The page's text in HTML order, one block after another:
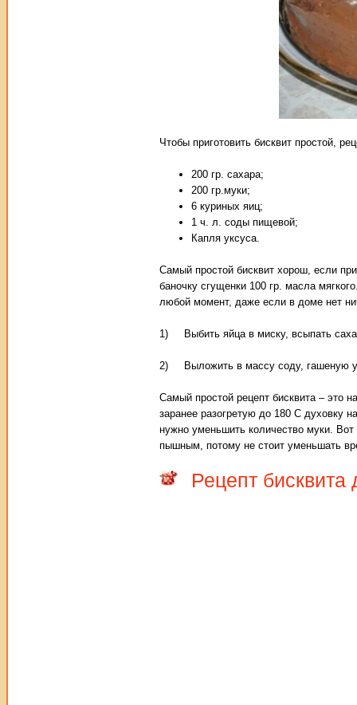
Чтобы приготовить бисквит простой,
200 гр. сахара;
200 гр.муки;
6 куриных яиц;
1 ч. л. соды пищевой;
Капля уксуса.
Самый простой бисквит хорош, если
баночку сгущенки 100 гр. масла
любой момент, даже если в доме нет
1) Выбить яйца в миску, всыпать
2) Выложить в массу соду, гашеную
Самый простой рецепт бисквита – это
заранее разогретую до 180 С духовку
нужно уменьшить количество муки. Вот
пышным, потому не стоит уменьшать
Рецепт бисквита